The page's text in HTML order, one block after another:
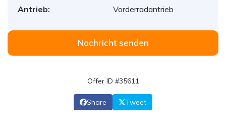
Antrieb:
Vorderradantrieb
Nachricht senden
Offer ID #35611
Share Tweet